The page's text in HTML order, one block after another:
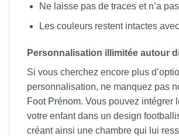
Ne laisse pas de traces et n’a
Les couleurs restent intactes
Personnalisation illimitée autour
Si vous cherchez encore plus
personnalisation, ne manquez pas
Foot Prénom. Vous pouvez intégrer
votre enfant dans un design
créant ainsi une chambre qui lui